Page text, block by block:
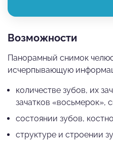
Возможности
Панорамный снимок
исчерпывающую
количестве зубов, их
зачатков «восьмерок»,
состоянии зубов,
структуре и строении